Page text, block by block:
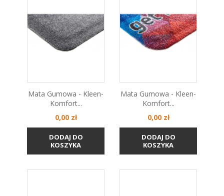
Mata Gumowa - Kleen-
Komfort...
Cena
0,00 zł
DODAJ DO
KOSZYKA
Mata Gumowa - Kleen-
Komfort...
Cena
0,00 zł
DODAJ DO
KOSZYKA